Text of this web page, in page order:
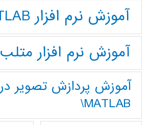
آموزش نرم افزار MATLAB
آموزش نرم افزار متلب
آموزش پردازش تصوير در
MATLAB\